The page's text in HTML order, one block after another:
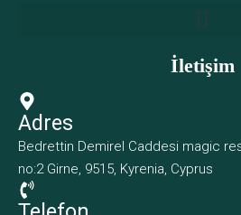
İletişim
Adres
Bedrettin Demirel Caddesi magic
no:2 Girne, 9515, Kyrenia, Cyprus